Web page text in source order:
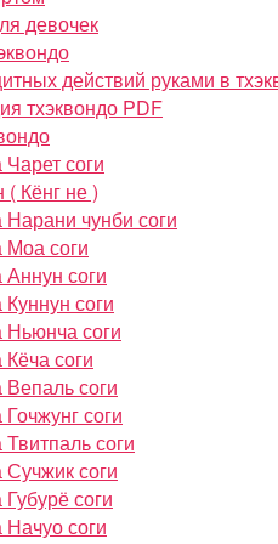
девочек
действий руками в
тхэквондо PDF
соги
( Кёнг не )
Нарани чунби соги
Моа соги
Аннун соги
соги
Ньюнча соги
соги
Вепаль соги
соги
соги
Сучжик соги
соги
Начуо соги